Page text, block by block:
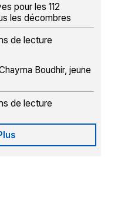
pour les 112
les décombres
de lecture
Boudhir, jeune
de lecture